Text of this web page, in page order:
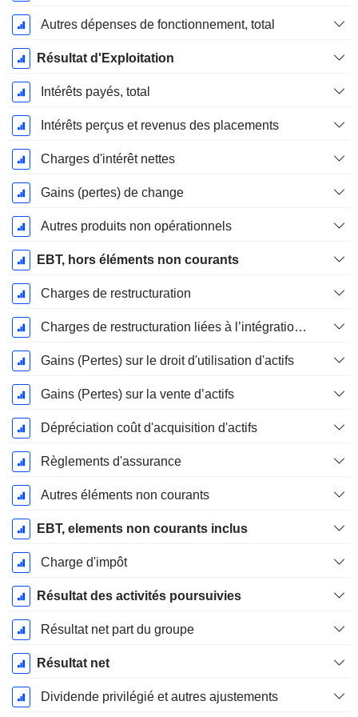
Autres dépenses de fonctionnement, total
Résultat d'Exploitation
Intérêts payés, total
Intérêts perçus et revenus des placements
Charges d'intérêt nettes
Gains (pertes) de change
Autres produits non opérationnels
EBT, hors éléments non courants
Charges de restructuration
Charges de restructuration liées à l’intégration d’une nouvelle activité (Fusions, Acquisitions)
Gains (Pertes) sur le droit d'utilisation d'actifs
Gains (Pertes) sur la vente d’actifs
Dépréciation coût d'acquisition d'actifs
Règlements d'assurance
Autres éléments non courants
EBT, elements non courants inclus
Charge d'impôt
Résultat des activités poursuivies
Résultat net part du groupe
Résultat net
Dividende privilégié et autres ajustements